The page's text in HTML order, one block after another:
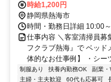
時給1,200円
静岡県熱海市
時間・勤務日詳細 10:00
仕事内容 ＼客室清掃員募
フクラブ熱海』で ベッド
体的なお仕事例】 ・シー
制服あり 扶養内勤務OK 副業・
主婦・主夫歓迎
60代も応募可